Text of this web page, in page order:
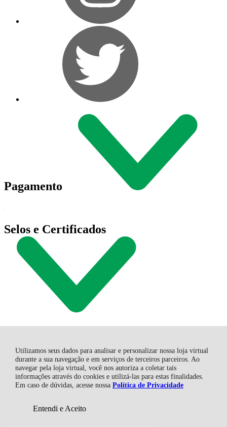
Utilizamos seus dados para analisar e personalizar nossa loja virtual
durante a sua navegação e em serviços de terceiros parceiros. Ao
navegar pela loja virtual, você nos autoriza a coletar tais
informações através do cookies e utilizá-las para estas finalidades.
Em caso de dúvidas, acesse nossa Política de Privacidade
Entendi e Aceito
Pagamento
Selos e Certificados
- Represa - 88750-000 - Braço do Norte - Santa Catarina - SC
CNPJ: CNPJ 11.759.459/0001-90 | © Todos os direitos reservados -